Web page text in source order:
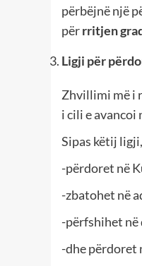
përbëjnë një
përrritjen
Ligji për
Zhvillimi më i
i cili e avancoi
Sipas këtij
-përdoret në
-zbatohet në
-përfshihet
-dhe përdoret